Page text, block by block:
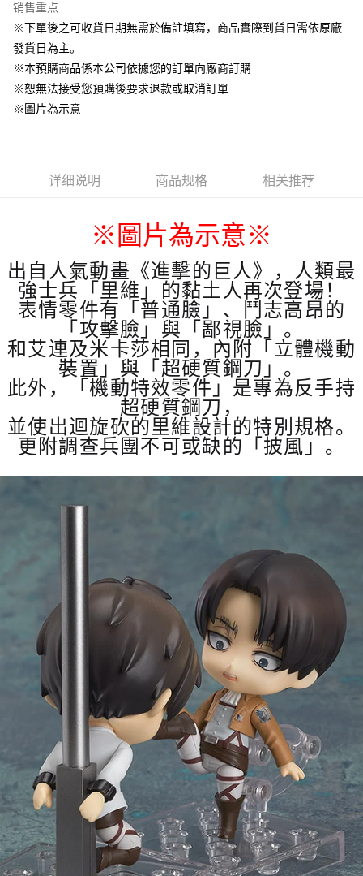
每笔NT$100，满NT$1,300(含以上)免运费
預購訂單-離島宅配專用-(澎湖/金門/馬祖)(🔺不同預購月份建議分開
結帳，避免整筆訂單等超久)
每笔NT$220
销售重点
※下單後之可收貨日期無需於備註填寫，商品實際到貨日需依原廠
發貨日為主。
※本預購商品係本公司依據您的訂單向廠商訂購
※恕無法接受您預購後要求退款或取消訂單
※圖片為示意
详细说明 商品规格 相关推荐
※ 圖片為示意※
出自人氣動畫《進擊的巨人》，人類最
強士兵「里維」的黏土人再次登場！
表情零件有「普通臉」、鬥志高昂的
「攻擊臉」與「鄙視臉」。
和艾連及米卡莎相同，內附「立體機動
裝置」與「超硬質鋼刀」。
此外，「機動特效零件」是專為反手持
超硬質鋼刀，
並使出迴旋砍的里維設計的特別規格。
更附調查兵團不可或缺的「披風」。